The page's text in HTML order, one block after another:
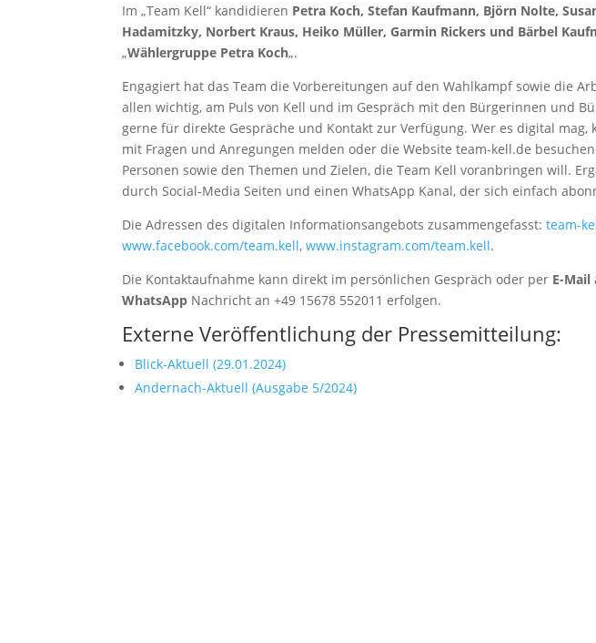
Im „Team Kell“ kandidieren Petra Koch, Stefan Kaufmann, Björn Nolte,
Hadamitzky, Norbert Kraus, Heiko Müller, Garmin Rickers und Bärbel
„Wählergruppe Petra Koch„.
Engagiert hat das Team die Vorbereitungen auf den Wahlkampf sowie die
allen wichtig, am Puls von Kell und im Gespräch mit den Bürgerinnen und
gerne für direkte Gespräche und Kontakt zur Verfügung. Wer es digital mag,
mit Fragen und Anregungen melden oder die Website team-kell.de
Personen sowie den Themen und Zielen, die Team Kell voranbringen will.
durch Social-Media Seiten und einen WhatsApp Kanal, der sich einfach
Die Adressen des digitalen Informationsangebots zusammengefasst:team-
www.facebook.com/team.kell,www.instagram.com/team.kell.
Die Kontaktaufnahme kann direkt im persönlichen Gespräch oder per E-Mail
WhatsApp Nachricht an +49 15678 552011 erfolgen.
Externe Veröffentlichung der Pressemitteilung:
Blick-Aktuell (29.01.2024)
Andernach-Aktuell (Ausgabe 5/2024)